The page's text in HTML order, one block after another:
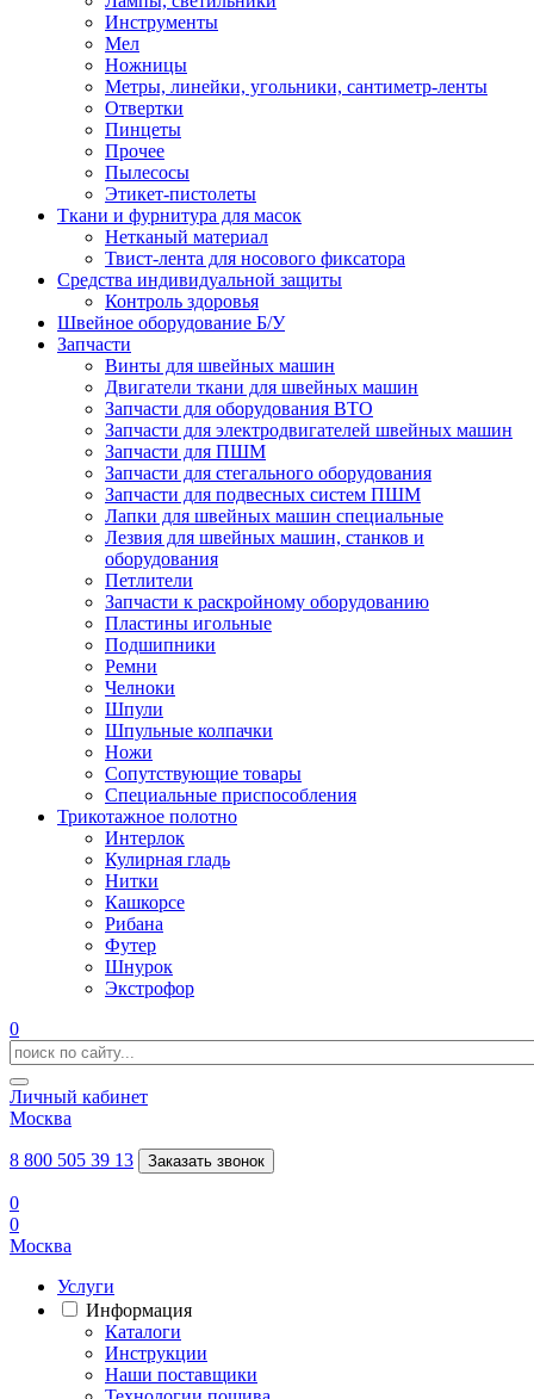
Инструменты
Мел
Ножницы
Метры, линейки, угольники, сантиметр-ленты
Отвертки
Пинцеты
Прочее
Пылесосы
Этикет-пистолеты
Ткани и фурнитура для масок
Нетканый материал
Твист-лента для носового фиксатора
Средства индивидуальной защиты
Контроль здоровья
Швейное оборудование Б/У
Запчасти
Винты для швейных машин
Двигатели ткани для швейных машин
Запчасти для оборудования ВТО
Запчасти для электродвигателей швейных машин
Запчасти для ПШМ
Запчасти для стегального оборудования
Запчасти для подвесных систем ПШМ
Лапки для швейных машин специальные
Лезвия для швейных машин, станков и
оборудования
Петлители
Запчасти к раскройному оборудованию
Пластины игольные
Подшипники
Ремни
Челноки
Шпули
Шпульные колпачки
Ножи
Сопутствующие товары
Специальные приспособления
Трикотажное полотно
Интерлок
Кулирная гладь
Нитки
Кашкорсе
Рибана
Футер
Шнурок
Экстрофор
0
Личный кабинет
Москва
8 800 505 39 13 Заказать звонок
0
0
Москва
Услуги
Информация
Каталоги
Инструкции
Наши поставщики